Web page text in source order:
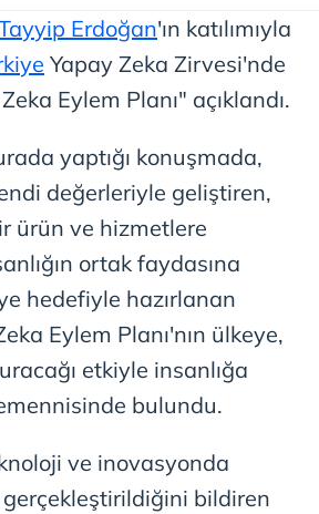
Erdoğan'ın katılımıyla
Yapay Zeka Zirvesi'nde
Eylem Planı" açıklandı.
yaptığı konuşmada,
değerleriyle geliştiren,
ürün ve hizmetlere
ortak faydasına
hedefiyle hazırlanan
Eylem Planı'nın ülkeye,
etkiyle insanlığa
bulundu.
ve inovasyonda
gerçekleştirildiğini bildiren